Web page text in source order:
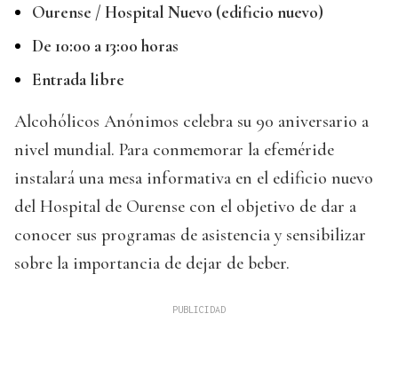
Ourense / Hospital Nuevo (edificio nuevo)
De 10:00 a 13:00 horas
Entrada libre
Alcohólicos Anónimos celebra su 90 aniversario a
nivel mundial. Para conmemorar la efeméride
instalará una mesa informativa en el edificio nuevo
del Hospital de Ourense con el objetivo de dar a
conocer sus programas de asistencia y sensibilizar
sobre la importancia de dejar de beber.